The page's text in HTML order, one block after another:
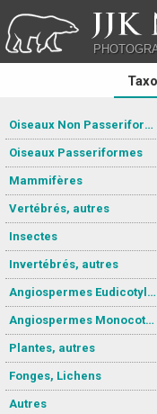
JJK
Oiseaux Non Passeriformes
Oiseaux Passeriformes
Mammifères
Vertébrés, autres
Insectes
Invertébrés, autres
Angiospermes Eudicotylédones
Angiospermes Monocotylédones
Plantes, autres
Fonges, Lichens
Autres